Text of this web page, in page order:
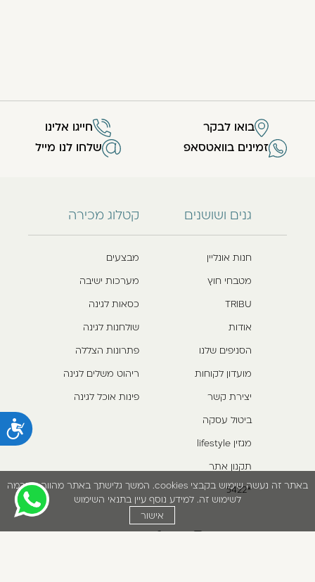
באתר זה נעשה שימוש בקבצי cookies. המשך גלישתך באתר מהווה הסכמה
לשימוש זה. למידע נוסף עיין בתנאי השימוש
אישור
גנים ושושנים
חנות אונליין
מטבחי חוץ
TRIBU
אודות
הסניפים שלנו
מועדון לקוחות
יצירת קשר
ביטול עסקה
מגזין lifestyle
תקנון אתר
*5422
קטלוג מכירה
מבצעים
מערכות ישיבה
כסאות לגינה
שולחנות לגינה
פתרונות הצללה
ריהוט משלים לגינה
פינות אוכל לגינה
בואו לבקר
חייגו אלינו
זמינים בוואטסאפ
שלחו לנו מייל